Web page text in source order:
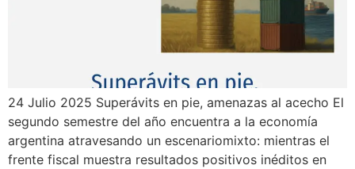
24 Julio 2025 Superávits en pie, amenazas al acecho El
segundo semestre del año encuentra a la economía
argentina atravesando un escenariomixto: mientras el
frente fiscal muestra resultados positivos inéditos en